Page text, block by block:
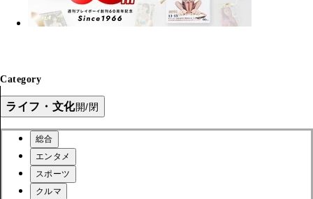
Category
ライフ・文化開/閉
総合
エンタメ
スポーツ
クルマ